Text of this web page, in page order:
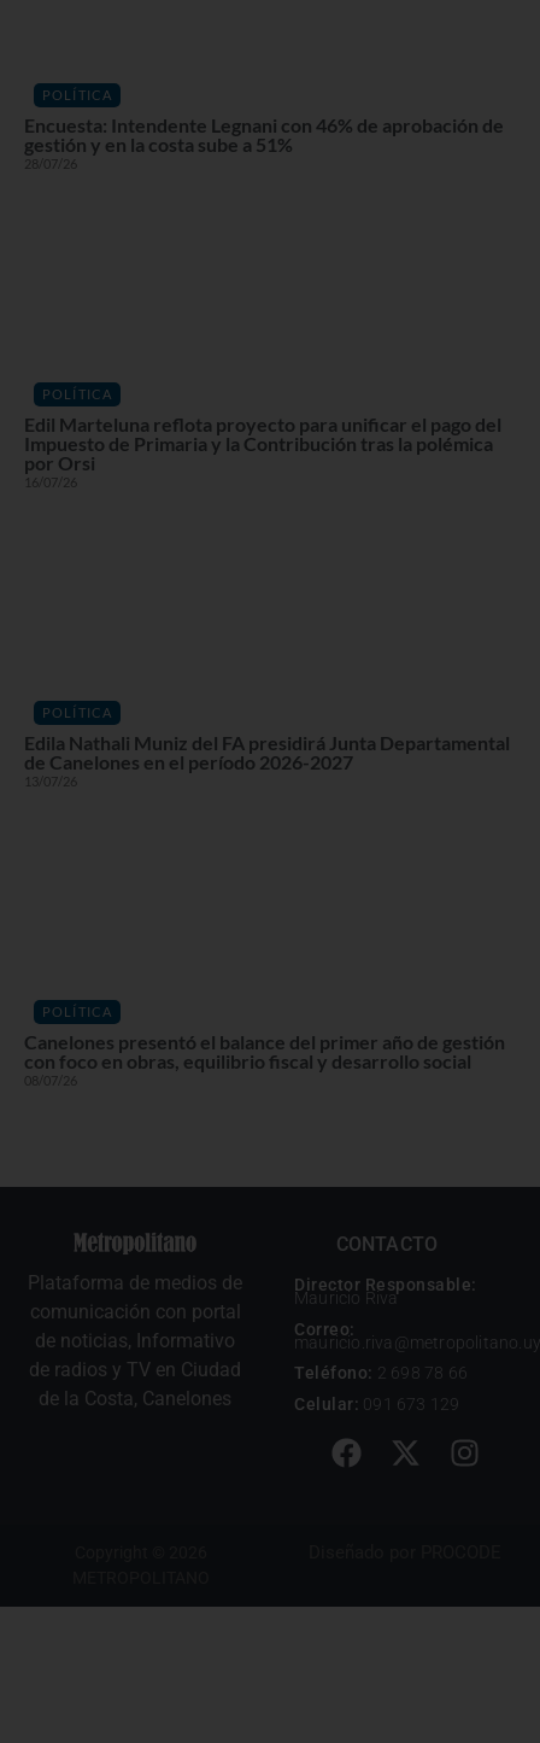
POLÍTICA
Encuesta: Intendente Legnani con 46% de aprobación de
gestión y en la costa sube a 51%
28/07/26
POLÍTICA
Edil Marteluna reflota proyecto para unificar el pago del
Impuesto de Primaria y la Contribución tras la polémica
por Orsi
16/07/26
POLÍTICA
Edila Nathali Muniz del FA presidirá Junta Departamental
de Canelones en el período 2026-2027
13/07/26
POLÍTICA
Canelones presentó el balance del primer año de gestión
con foco en obras, equilibrio fiscal y desarrollo social
08/07/26
Plataforma de medios de
comunicación con portal
de noticias, Informativo
de radios y TV en Ciudad
de la Costa, Canelones
CONTACTO
Director Responsable:
Mauricio Riva
Correo:
mauricio.riva@metropolitano.uy
Teléfono: 2 698 78 66
Celular: 091 673 129